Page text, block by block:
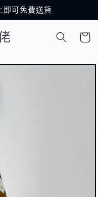
即可免費送貨
物